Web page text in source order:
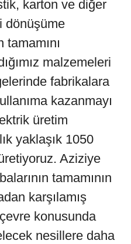
karton ve diğer
dönüşüme
malzemeleri
fabrikalara
kazanmayı
üretim
yaklaşık 1050
Aziziye
tamamının
karşılamış
konusunda
nesillere daha